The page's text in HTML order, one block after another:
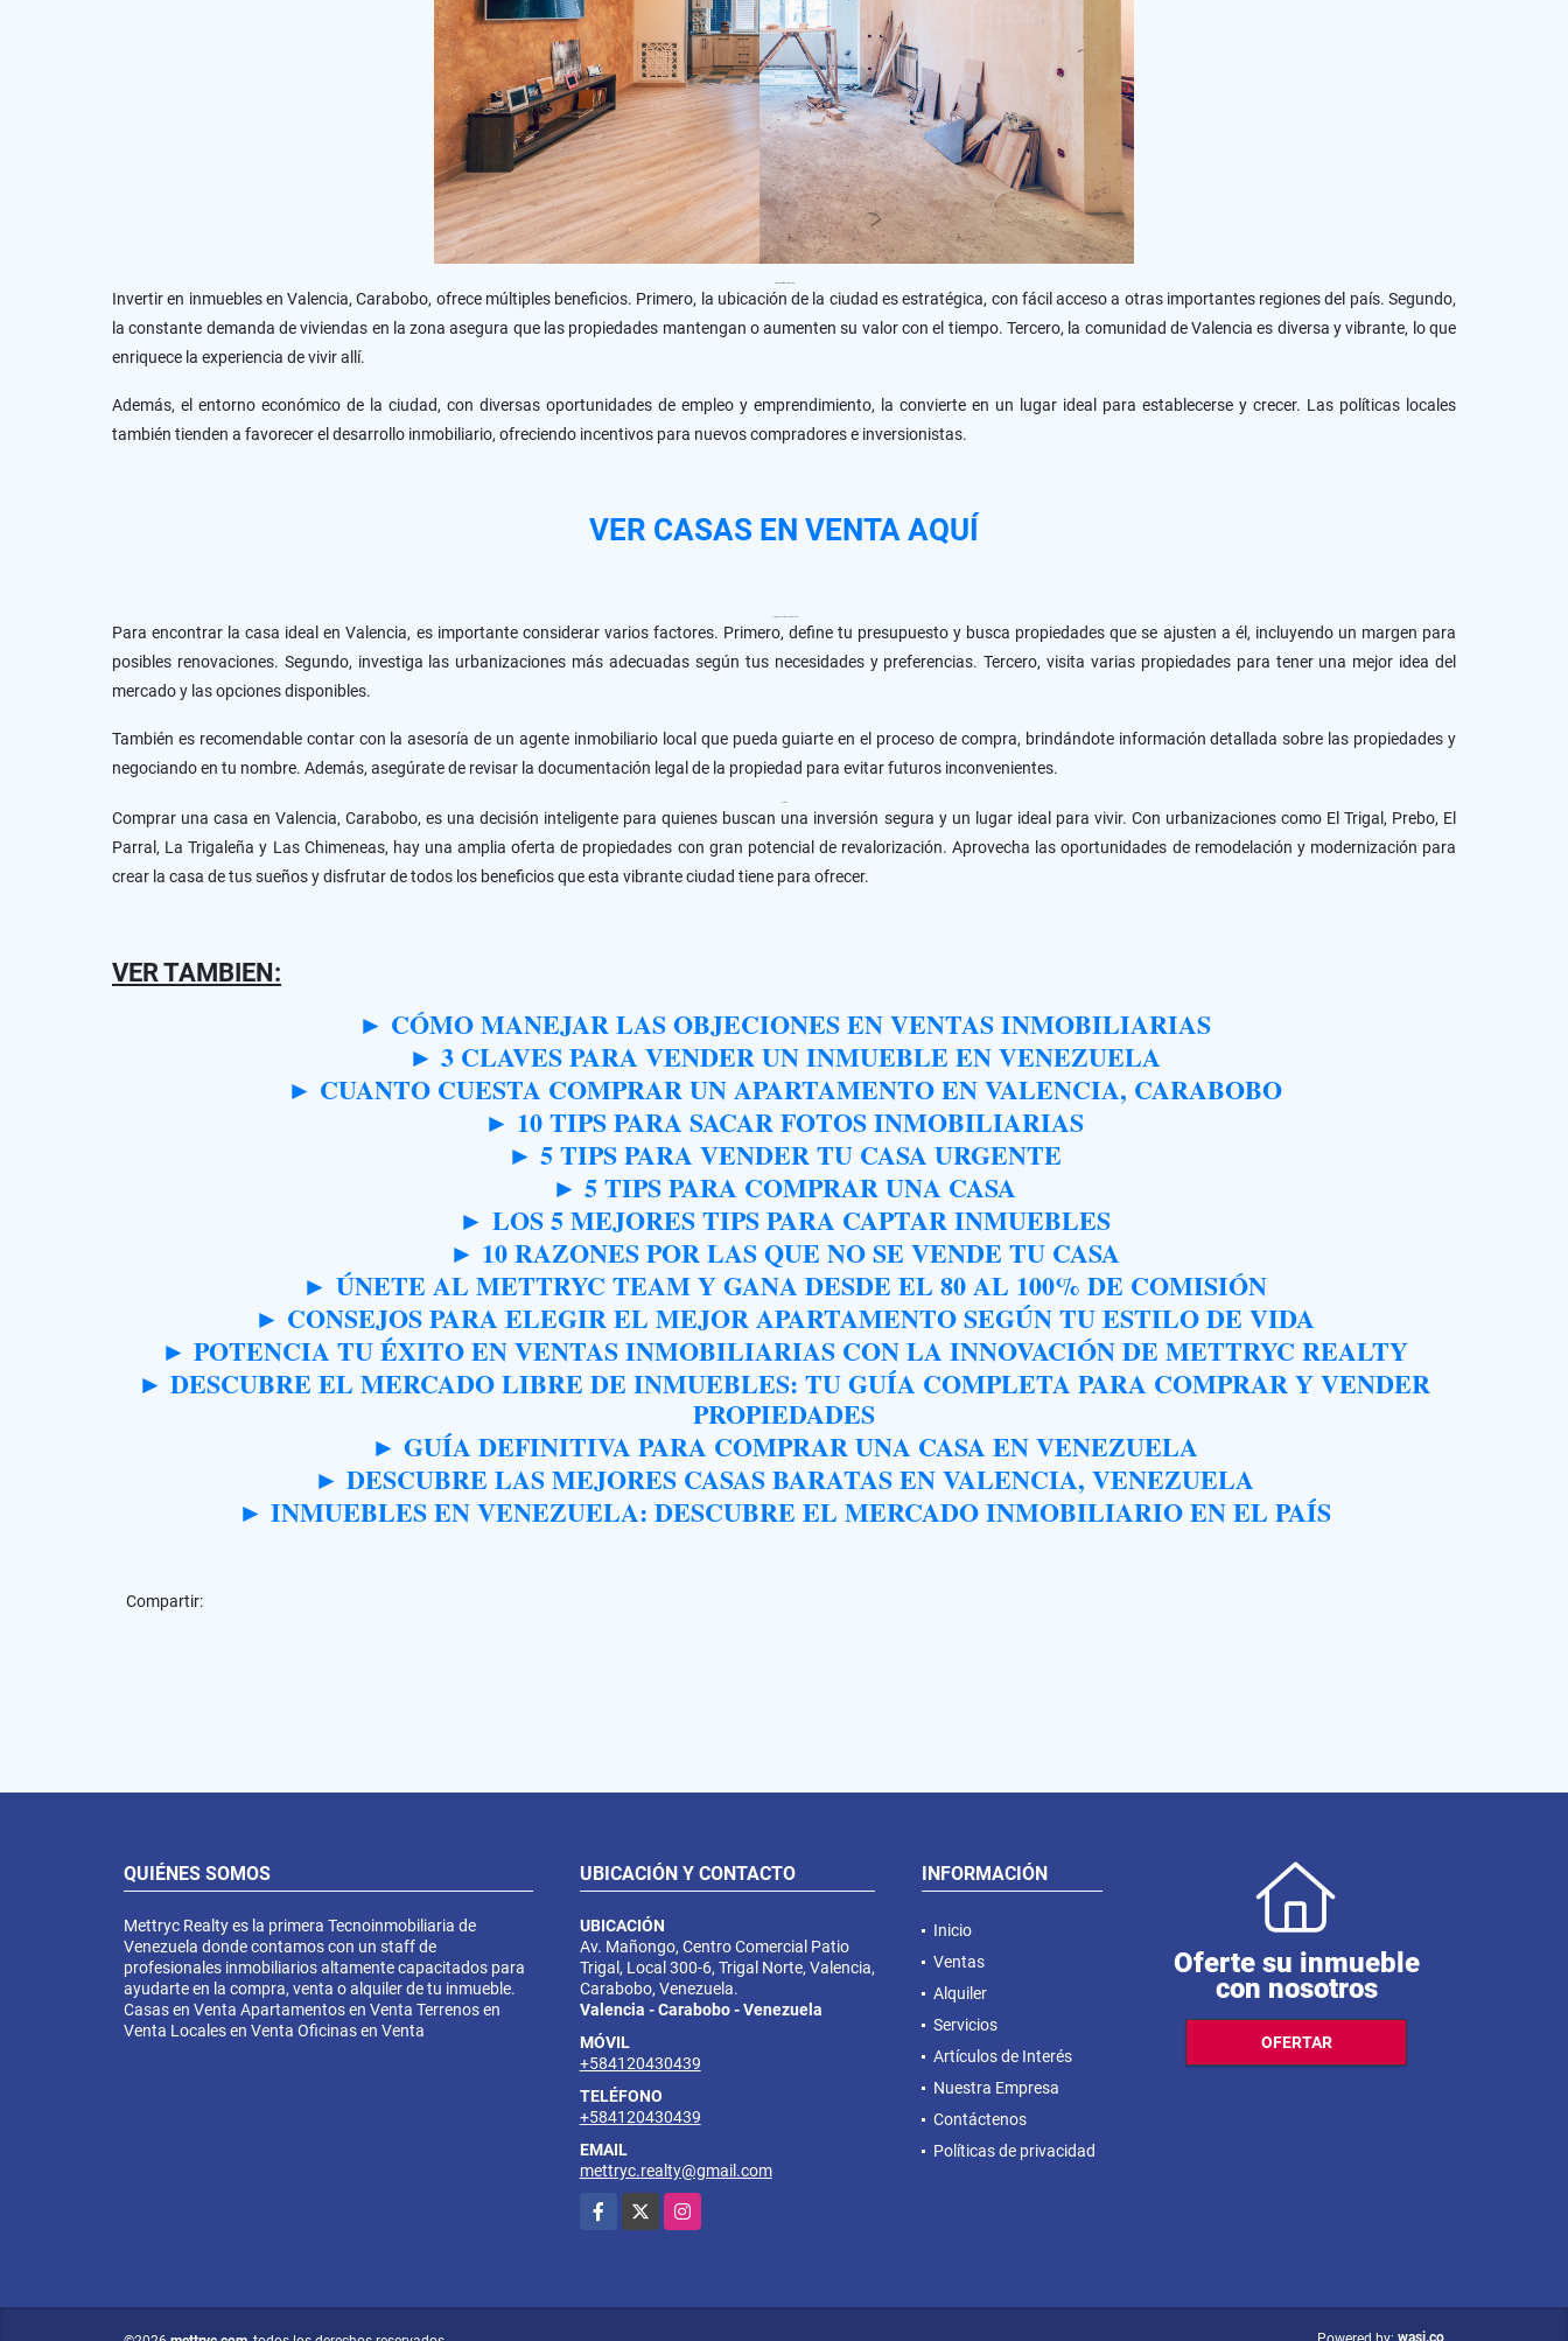
Invertir en inmuebles en Valencia, Carabobo, ofrece múltiples beneficios. Primero, la ubicación de la ciudad es estratégica, con fácil acceso a otras importantes regiones del país. Segundo,
la constante demanda de viviendas en la zona asegura que las propiedades mantengan o aumenten su valor con el tiempo. Tercero, la comunidad de Valencia es diversa y vibrante, lo que
enriquece la experiencia de vivir allí.
Además, el entorno económico de la ciudad, con diversas oportunidades de empleo y emprendimiento, la convierte en un lugar ideal para establecerse y crecer. Las políticas locales
también tienden a favorecer el desarrollo inmobiliario, ofreciendo incentivos para nuevos compradores e inversionistas.
VER CASAS EN VENTA AQUÍ
Para encontrar la casa ideal en Valencia, es importante considerar varios factores. Primero, define tu presupuesto y busca propiedades que se ajusten a él, incluyendo un margen para
posibles renovaciones. Segundo, investiga las urbanizaciones más adecuadas según tus necesidades y preferencias. Tercero, visita varias propiedades para tener una mejor idea del
mercado y las opciones disponibles.
También es recomendable contar con la asesoría de un agente inmobiliario local que pueda guiarte en el proceso de compra, brindándote información detallada sobre las propiedades y
negociando en tu nombre. Además, asegúrate de revisar la documentación legal de la propiedad para evitar futuros inconvenientes.
Comprar una casa en Valencia, Carabobo, es una decisión inteligente para quienes buscan una inversión segura y un lugar ideal para vivir. Con urbanizaciones como El Trigal, Prebo, El
Parral, La Trigaleña y Las Chimeneas, hay una amplia oferta de propiedades con gran potencial de revalorización. Aprovecha las oportunidades de remodelación y modernización para
crear la casa de tus sueños y disfrutar de todos los beneficios que esta vibrante ciudad tiene para ofrecer.
VER TAMBIEN:
► CÓMO MANEJAR LAS OBJECIONES EN VENTAS INMOBILIARIAS
► 3 CLAVES PARA VENDER UN INMUEBLE EN VENEZUELA
► CUANTO CUESTA COMPRAR UN APARTAMENTO EN VALENCIA, CARABOBO
► 10 TIPS PARA SACAR FOTOS INMOBILIARIAS
► 5 TIPS PARA VENDER TU CASA URGENTE
► 5 TIPS PARA COMPRAR UNA CASA
► LOS 5 MEJORES TIPS PARA CAPTAR INMUEBLES
► 10 RAZONES POR LAS QUE NO SE VENDE TU CASA
► ÚNETE AL METTRYC TEAM Y GANA DESDE EL 80 AL 100% DE COMISIÓN
► CONSEJOS PARA ELEGIR EL MEJOR APARTAMENTO SEGÚN TU ESTILO DE VIDA
► POTENCIA TU ÉXITO EN VENTAS INMOBILIARIAS CON LA INNOVACIÓN DE METTRYC REALTY
► DESCUBRE EL MERCADO LIBRE DE INMUEBLES: TU GUÍA COMPLETA PARA COMPRAR Y VENDER
PROPIEDADES
► GUÍA DEFINITIVA PARA COMPRAR UNA CASA EN VENEZUELA
► DESCUBRE LAS MEJORES CASAS BARATAS EN VALENCIA, VENEZUELA
► INMUEBLES EN VENEZUELA: DESCUBRE EL MERCADO INMOBILIARIO EN EL PAÍS
Compartir:
QUIÉNES SOMOS
Mettryc Realty es la primera Tecnoinmobiliaria de
Venezuela donde contamos con un staff de
profesionales inmobiliarios altamente capacitados para
ayudarte en la compra, venta o alquiler de tu inmueble.
Casas en Venta Apartamentos en Venta Terrenos en
Venta Locales en Venta Oficinas en Venta
UBICACIÓN Y CONTACTO
UBICACIÓN
Av. Mañongo, Centro Comercial Patio
Trigal, Local 300-6, Trigal Norte, Valencia,
Carabobo, Venezuela.
Valencia - Carabobo - Venezuela
MÓVIL
+584120430439
TELÉFONO
+584120430439
EMAIL
mettryc.realty@gmail.com
Facebook
Instagram
INFORMACIÓN
Inicio
Ventas
Alquiler
Servicios
Artículos de Interés
Nuestra Empresa
Contáctenos
Políticas de privacidad
Oferte su inmueble
con nosotros
OFERTAR